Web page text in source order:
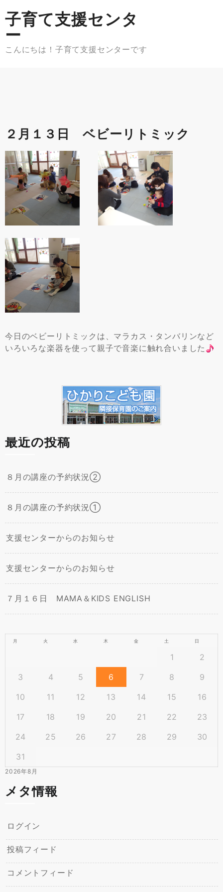
to
content
子育て支援センタ
ー
こんにちは！子育て支援センターです
２月１３日 ベビーリトミック
今日のベビーリトミックは、マラカス・タンバリンなど
いろいろな楽器を使って親子で音楽に触れ合いました
最近の投稿
８月の講座の予約状況②
８月の講座の予約状況①
支援センターからのお知らせ
支援センターからのお知らせ
７月１６日 MAMA＆KIDS ENGLISH
2026年8月
月 火 水 木 金 土 日
1
2
3
4 5 6 7 8
9
10
11 12 13 14 15
16
17
18 19 20 21 22
23
24
25 26 27 28 29
30
31
メタ情報
ログイン
投稿フィード
コメントフィード